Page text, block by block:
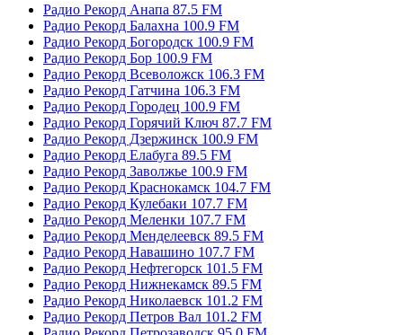
Радио Рекорд Анапа 87.5 FM
Радио Рекорд Балахна 100.9 FM
Радио Рекорд Богородск 100.9 FM
Радио Рекорд Бор 100.9 FM
Радио Рекорд Всеволожск 106.3 FM
Радио Рекорд Гатчина 106.3 FM
Радио Рекорд Городец 100.9 FM
Радио Рекорд Горячий Ключ 87.7 FM
Радио Рекорд Дзержинск 100.9 FM
Радио Рекорд Елабуга 89.5 FM
Радио Рекорд Заволжье 100.9 FM
Радио Рекорд Краснокамск 104.7 FM
Радио Рекорд Кулебаки 107.7 FM
Радио Рекорд Меленки 107.7 FM
Радио Рекорд Менделеевск 89.5 FM
Радио Рекорд Навашино 107.7 FM
Радио Рекорд Нефтегорск 101.5 FM
Радио Рекорд Нижнекамск 89.5 FM
Радио Рекорд Николаевск 101.2 FM
Радио Рекорд Петров Вал 101.2 FM